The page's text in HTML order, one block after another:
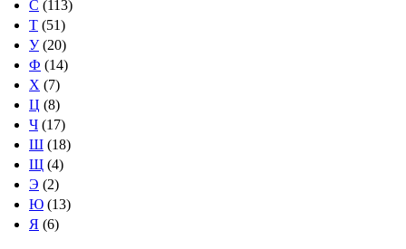
С (113)
Т (51)
У(20)
Ф (14)
Х (7)
Ц (8)
Ч (17)
Ш (18)
Щ (4)
Э (2)
Ю (13)
Я (6)